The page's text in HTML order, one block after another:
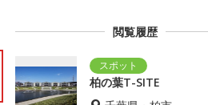
閲覧履歴
柏の葉T-SITE